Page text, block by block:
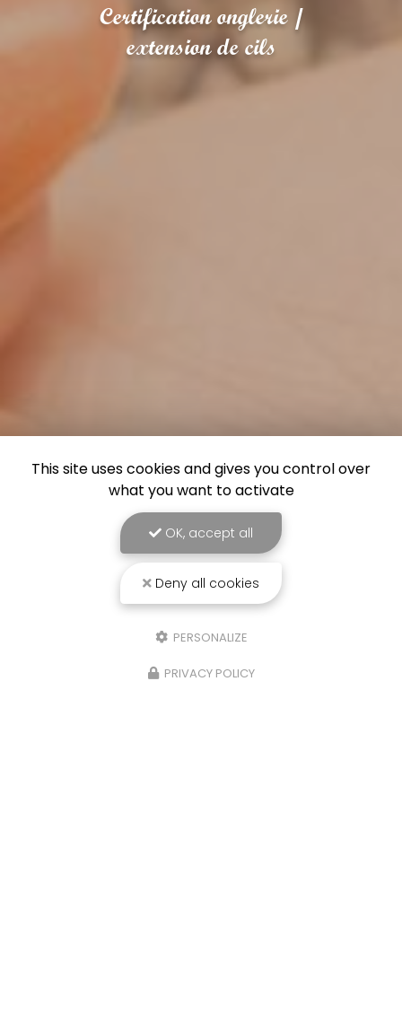
Certification onglerie /
extension de cils
This site uses cookies and gives you control over
what you want to activate
OK, accept all
Deny all cookies
PERSONALIZE
PRIVACY POLICY